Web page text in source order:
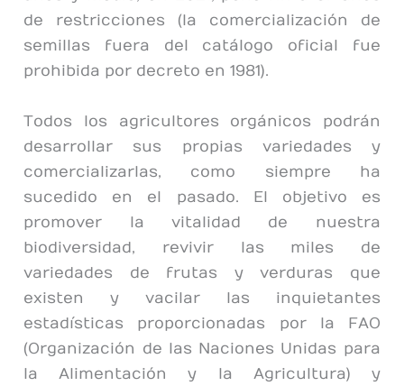
de restricciones (la comercialización de
semillas fuera del catálogo oficial fue
prohibida por decreto en 1981).
Todos los agricultores orgánicos podrán
desarrollar sus propias variedades y
comercializarlas, como siempre ha
sucedido en el pasado. El objetivo es
promover la vitalidad de nuestra
biodiversidad, revivir las miles de
variedades de frutas y verduras que
existen y vacilar las inquietantes
estadísticas proporcionadas por la FAO
(Organización de las Naciones Unidas para
la Alimentación y la Agricultura) y